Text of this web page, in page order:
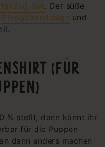
Set. Der süße
Elvelyckandesign und
(FÜR
% stellt, dann könnt ihr
für die Puppen
dann anders machen